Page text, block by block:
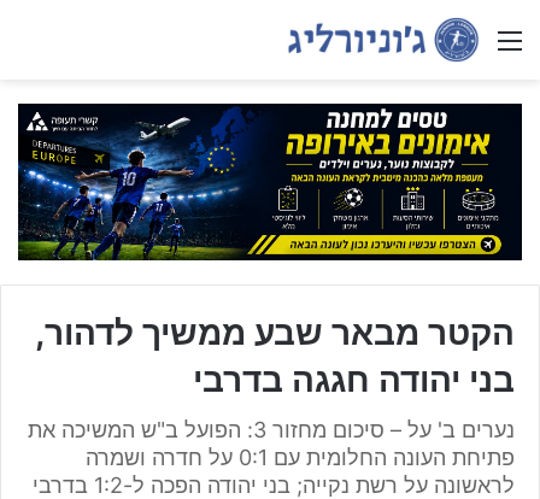
Menu
הקטר מבאר שבע ממשיך לדהור,
בני יהודה חגגה בדרבי
נערים ב' על – סיכום מחזור 3: הפועל ב"ש המשיכה את
פתיחת העונה החלומית עם 0:1 על חדרה ושמרה
לראשונה על רשת נקייה; בני יהודה הפכה ל-1:2 בדרבי